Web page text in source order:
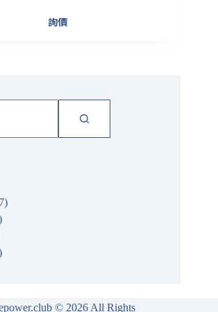
詢價
© 2026 All Rights